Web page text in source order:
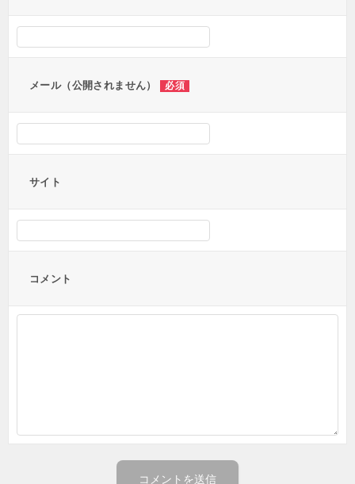
メール（公開されません） 必須
サイト
コメント